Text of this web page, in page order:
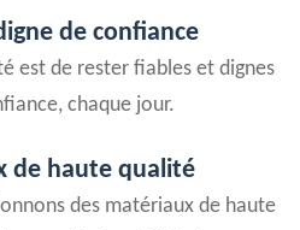
de confiance
est de rester fiables et dignes
chaque jour.
de haute qualité
des matériaux de haute